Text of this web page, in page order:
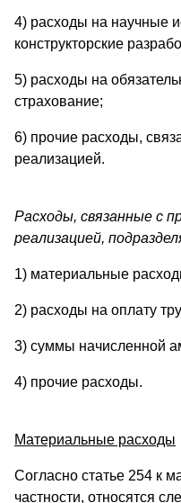
4) расходы на научные
конструкторские
5) расходы на
страхование;
6) прочие расходы,
реализацией.
Расходы, связанные с
реализацией,
1) материальные
2) расходы на оплату
3) суммы начисленной
4) прочие расходы.
Материальные расходы
Согласно статье 254 к
частности, относятся